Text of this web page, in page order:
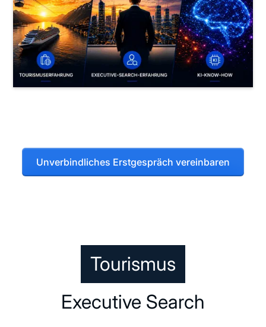
Unverbindliches Erstgespräch vereinbaren
Tourismus
Executive Search